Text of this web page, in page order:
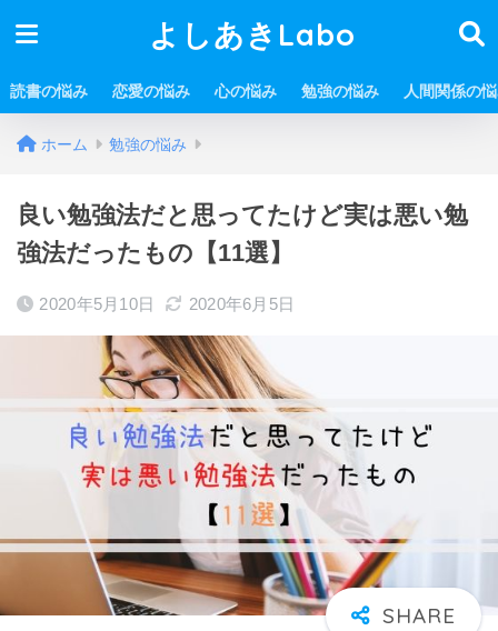
よしあきLabo
読書の悩み 恋愛の悩み 心の悩み 勉強の悩み 人間関係の
ホーム 勉強の悩み
良い勉強法だと思ってたけど実は悪い勉
強法だったもの【11選】
2020年5月10日 2020年6月5日